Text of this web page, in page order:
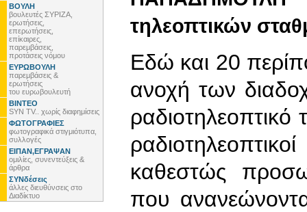
ΒΟΥΛΗ
βουλευτές ΣΥΡΙΖΑ,
ερωτήσεις,
επερωτήσεις,
επίκαιρες,
παρεμβάσεις,
προτάσεις νόμου
ΕΥΡΩΒΟΥΛΗ
παρεμβάσεις &
ερωτήσεις
του ευρωβουλευτή
ΒΙΝΤΕΟ
SYN TV.. χωρίς διαφημίσεις
ΦΩΤΟΓΡΑΦΙΕΣ
φωτογραφικά στιγμιότυπα,
συλλογές
ΕΙΠΑΝ,ΕΓΡΑΨΑΝ
ομιλίες, συνεντεύξεις &
άρθρα
ΣΥΝδέσεις
άλλες διευθύνσεις στο
Διαδίκτυο
τηλεοπτικών
Εδώ και 20
ανοχή των
καθεστώς
που